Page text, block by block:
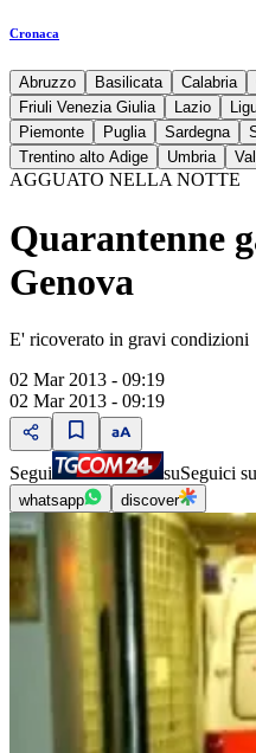
Cronaca
Abruzzo Basilicata Calabria
Friuli Venezia Giulia
Lazio
Piemonte
Puglia Sardegna
Trentino alto Adige
Umbria
AGGUATO NELLA NOTTE
Quarantenne
Genova
E' ricoverato in gravi condizioni
02 Mar 2013 - 09:19
02 Mar 2013 - 09:19
Segui suSeguici su
whatsapp discover